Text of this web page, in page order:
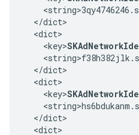
  </dict>
  <dict>
    <key>
  </dict>
  <dict>
    <key>
  </dict>
  <dict>